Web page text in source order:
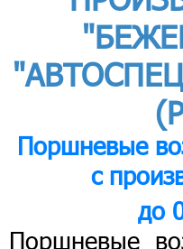
Поршневые
с
до
Поршневые